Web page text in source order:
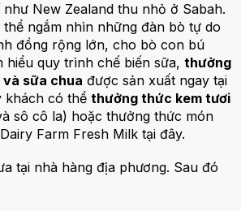
New Zealand thu nhỏ ở Sabah.
ngắm nhìn những đàn bò tự do
đồng rộng lớn, cho bò con bú
hiểu quy trình chế biến sữa, thưởng
sữa chua được sản xuất ngay tại
khách có thể thưởng thức kem tươi
sô cô la) hoặc thưởng thức món
Farm Fresh Milk tại đây.
tại nhà hàng địa phương. Sau đó